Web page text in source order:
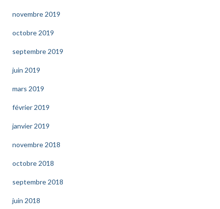
novembre 2019
octobre 2019
septembre 2019
juin 2019
mars 2019
février 2019
janvier 2019
novembre 2018
octobre 2018
septembre 2018
juin 2018